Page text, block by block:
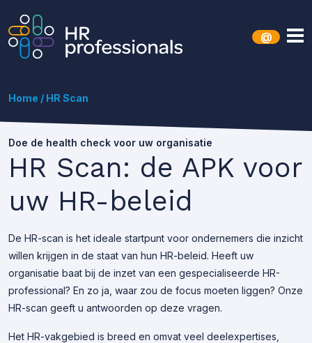
@
Home / HR Scan
Doe de health check voor uw organisatie
HR Scan: de APK voor
uw HR-beleid
De HR-scan is het ideale startpunt voor ondernemers die inzicht
willen krijgen in de staat van hun HR-beleid. Heeft uw
organisatie baat bij de inzet van een gespecialiseerde HR-
professional? En zo ja, waar zou de focus moeten liggen? Onze
HR-scan geeft u antwoorden op deze vragen.
Het HR-vakgebied is breed en omvat veel deelexpertises,